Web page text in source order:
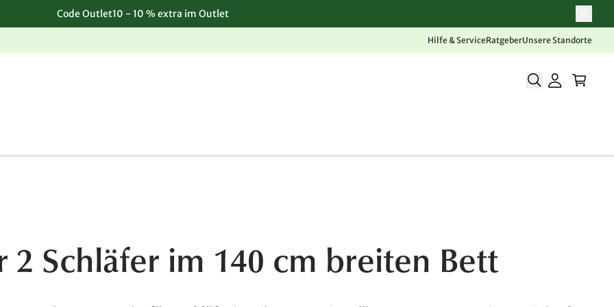
Code Outlet10 - 10 % extra im Outlet
Hilfe & ServiceRatgeberUnsere Standorte
Schläfer im 140 cm breiten Bett